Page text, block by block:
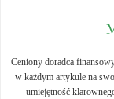
Ceniony doradca
w każdym artykule na
umiejętność